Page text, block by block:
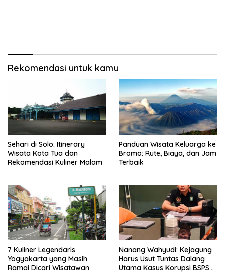
Rekomendasi untuk kamu
Sehari di Solo: Itinerary
Wisata Kota Tua dan
Rekomendasi Kuliner Malam
Panduan Wisata Keluarga ke
Bromo: Rute, Biaya, dan Jam
Terbaik
7 Kuliner Legendaris
Yogyakarta yang Masih
Ramai Dicari Wisatawan
Nanang Wahyudi: Kejagung
Harus Usut Tuntas Dalang
Utama Kasus Korupsi BSPS